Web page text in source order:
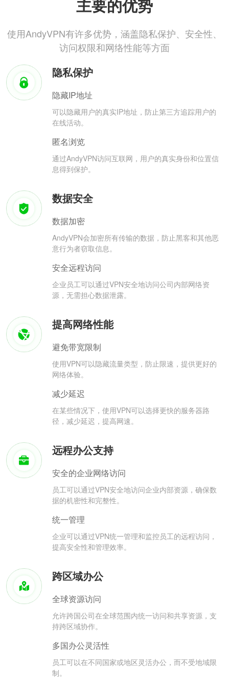
主要的优势
使用AndyVPN有许多优势，涵盖隐私保护、安全性、
访问权限和网络性能等方面
隐私保护
隐藏IP地址
可以隐藏用户的真实IP地址，防止第三方追踪用户的
在线活动。
匿名浏览
通过AndyVPN访问互联网，用户的真实身份和位置信
息得到保护。
数据安全
数据加密
AndyVPN会加密所有传输的数据，防止黑客和其他恶
意行为者窃取信息。
安全远程访问
企业员工可以通过VPN安全地访问公司内部网络资
源，无需担心数据泄露。
提高网络性能
避免带宽限制
使用VPN可以隐藏流量类型，防止限速，提供更好的
网络体验。
减少延迟
在某些情况下，使用VPN可以选择更快的服务器路
径，减少延迟，提高网速。
远程办公支持
安全的企业网络访问
员工可以通过VPN安全地访问企业内部资源，确保数
据的机密性和完整性。
统一管理
企业可以通过VPN统一管理和监控员工的远程访问，
提高安全性和管理效率。
跨区域办公
全球资源访问
允许跨国公司在全球范围内统一访问和共享资源，支
持跨区域协作。
多国办公灵活性
员工可以在不同国家或地区灵活办公，而不受地域限
制。